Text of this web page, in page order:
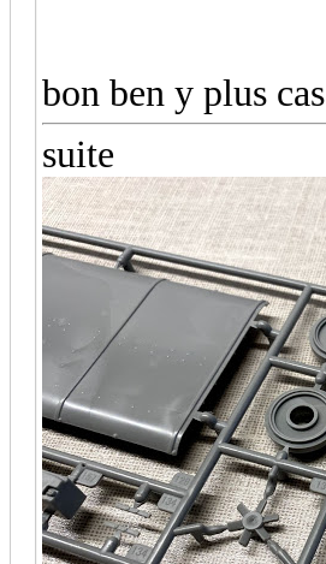
bon ben y plus cas
suite